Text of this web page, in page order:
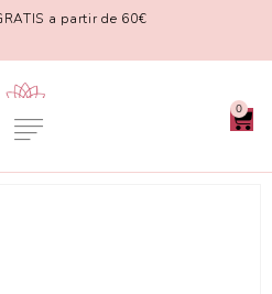
a partir de 60€
0